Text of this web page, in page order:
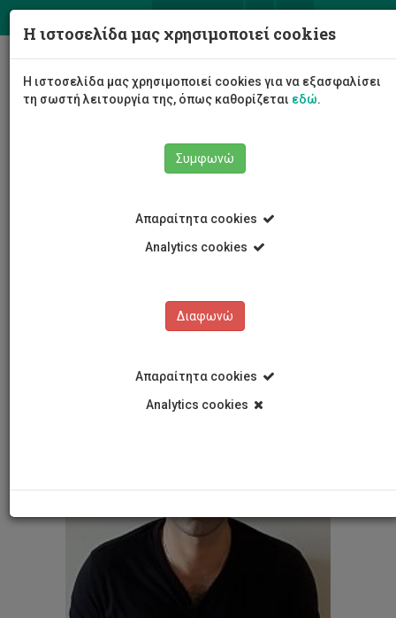
Σχολή Καλών και Εφαρμοσμένων Τεχνών
Τμήμα Πολυμέσων και Γραφικών Τεχνών
Διδακτορικοί Φοιτητές
Χρύσανθος Σωκράτους
Χρύσανθος Σωκράτους
Η ιστοσελίδα μας χρησιμοποιεί cookies
Η ιστοσελίδα μας χρησιμοποιεί cookies για να εξασφαλίσει
τη σωστή λειτουργία της, όπως καθορίζεται εδώ.
Συμφωνώ
Απαραίτητα cookies
Analytics cookies
Διαφωνώ
Απαραίτητα cookies
Analytics cookies